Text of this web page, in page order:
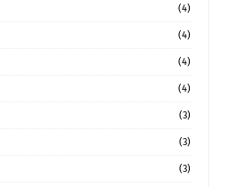
(4)
(4)
(4)
(4)
(3)
(3)
(3)